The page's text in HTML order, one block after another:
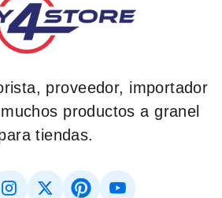
proveedor, importador
productos a granel
tiendas.